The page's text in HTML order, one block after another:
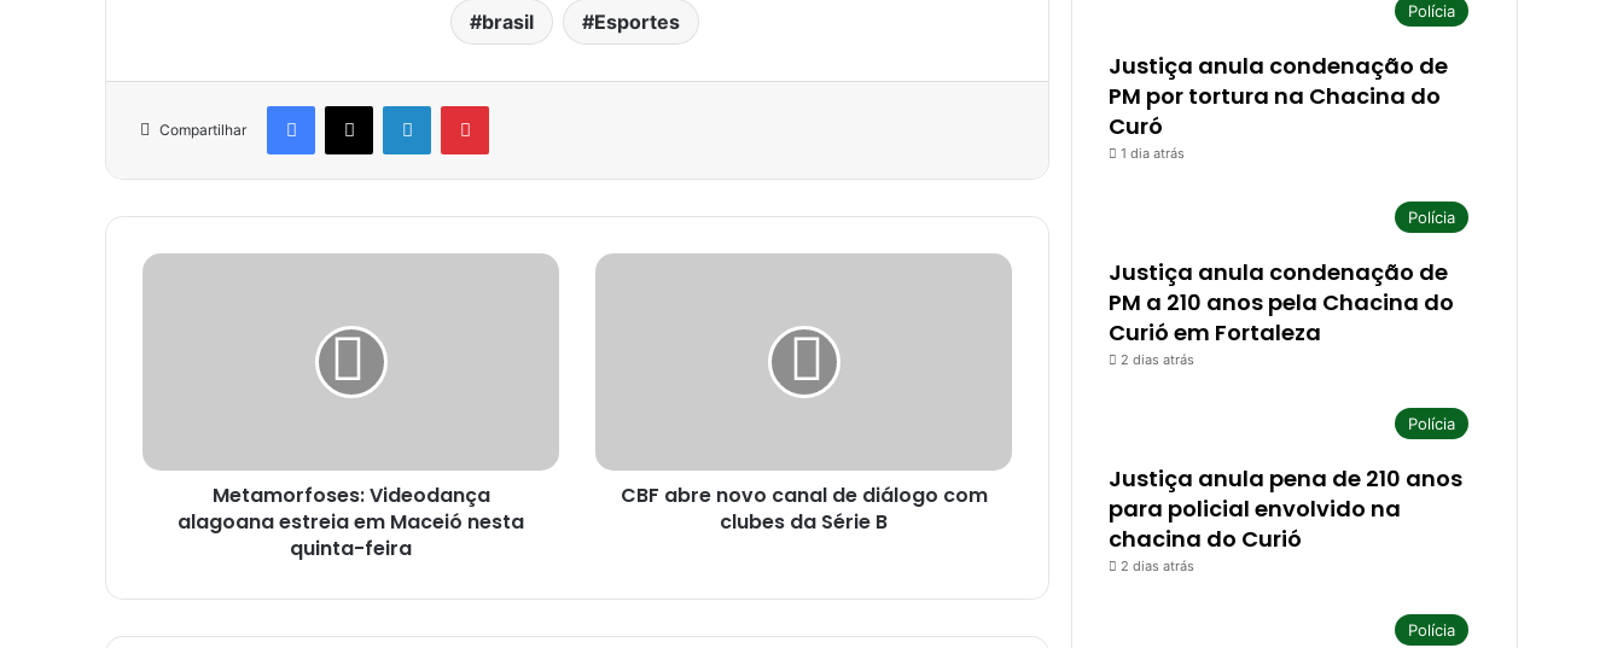
brasil Esportes
Compartilhar
Facebook
X LinkedinPinterest
Metamorfoses: Videodança
alagoana estreia em Maceió nesta
quinta-feira
CBF abre novo canal de diálogo com
clubes da Série B
Polícia
Justiça anula condenação de
PM por tortura na Chacina do
Curó
1 dia atrás
Polícia
Justiça anula condenação de
PM a 210 anos pela Chacina do
Curió em Fortaleza
2 dias atrás
Polícia
Justiça anula pena de 210 anos
para policial envolvido na
chacina do Curió
2 dias atrás
Polícia